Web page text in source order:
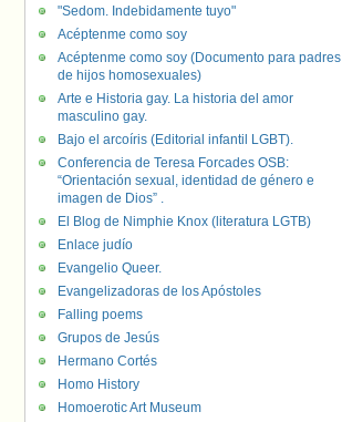
"Sedom. Indebidamente tuyo"
Acéptenme como soy
Acéptenme como soy (Documento para padres
de hijos homosexuales)
Arte e Historia gay. La historia del amor
masculino gay.
Bajo el arcoíris (Editorial infantil LGBT).
Conferencia de Teresa Forcades OSB:
“Orientación sexual, identidad de género e
imagen de Dios” .
El Blog de Nimphie Knox (literatura LGTB)
Enlace judío
Evangelio Queer.
Evangelizadoras de los Apóstoles
Falling poems
Grupos de Jesús
Hermano Cortés
Homo History
Homoerotic Art Museum